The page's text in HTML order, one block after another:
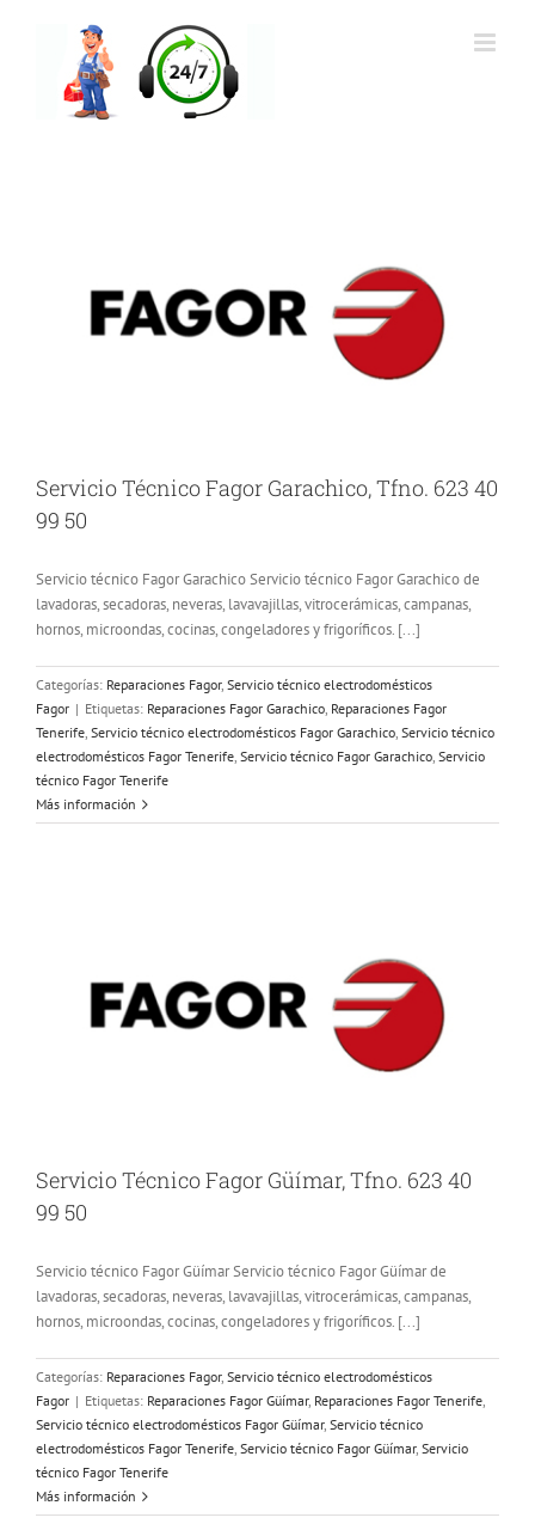
Servicio Técnico Fagor Garachico, Tfno. 623 40
99 50
Servicio técnico Fagor Garachico Servicio técnico Fagor Garachico de
lavadoras, secadoras, neveras, lavavajillas, vitrocerámicas, campanas,
hornos, microondas, cocinas, congeladores y frigoríficos. [...]
Categorías: Reparaciones Fagor, Servicio técnico electrodomésticos
Fagor | Etiquetas: Reparaciones Fagor Garachico, Reparaciones Fagor
Tenerife, Servicio técnico electrodomésticos Fagor Garachico, Servicio técnico
electrodomésticos Fagor Tenerife, Servicio técnico Fagor Garachico, Servicio
técnico Fagor Tenerife
Más información
Servicio Técnico Fagor Güímar, Tfno. 623 40
99 50
Servicio técnico Fagor Güímar Servicio técnico Fagor Güímar de
lavadoras, secadoras, neveras, lavavajillas, vitrocerámicas, campanas,
hornos, microondas, cocinas, congeladores y frigoríficos. [...]
Categorías: Reparaciones Fagor, Servicio técnico electrodomésticos
Fagor | Etiquetas: Reparaciones Fagor Güímar, Reparaciones Fagor Tenerife,
Servicio técnico electrodomésticos Fagor Güímar, Servicio técnico
electrodomésticos Fagor Tenerife, Servicio técnico Fagor Güímar, Servicio
técnico Fagor Tenerife
Más información